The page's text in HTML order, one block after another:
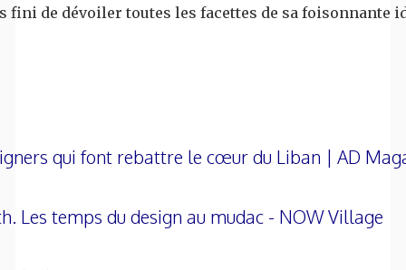
fini de dévoiler toutes les facettes de sa foisonnante
qui font rebattre le cœur du Liban | AD
Les temps du design au mudac - NOW Village